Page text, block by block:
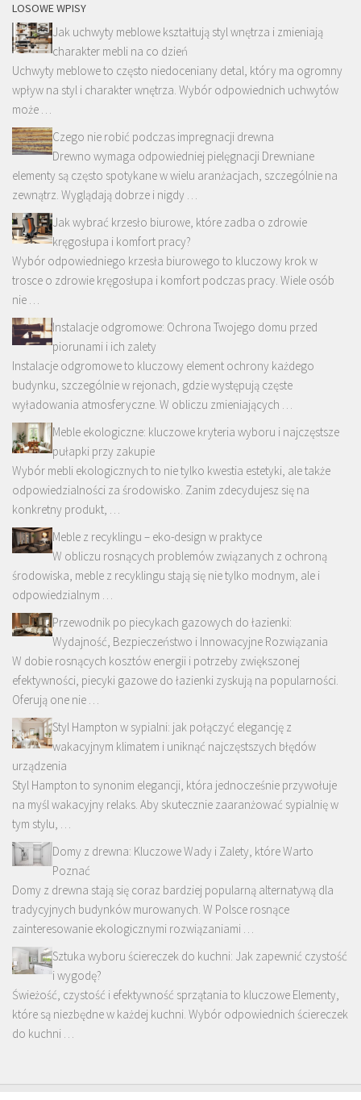
LOSOWE WPISY
Jak uchwyty meblowe kształtują styl wnętrza i zmieniają
charakter mebli na co dzień
Uchwyty meblowe to często niedoceniany detal, który ma ogromny
wpływ na styl i charakter wnętrza. Wybór odpowiednich uchwytów
może …
Czego nie robić podczas impregnacji drewna
Drewno wymaga odpowiedniej pielęgnacji Drewniane
elementy są często spotykane w wielu aranżacjach, szczególnie na
zewnątrz. Wyglądają dobrze i nigdy …
Jak wybrać krzesło biurowe, które zadba o zdrowie
kręgosłupa i komfort pracy?
Wybór odpowiedniego krzesła biurowego to kluczowy krok w
trosce o zdrowie kręgosłupa i komfort podczas pracy. Wiele osób
nie …
Instalacje odgromowe: Ochrona Twojego domu przed
piorunami i ich zalety
Instalacje odgromowe to kluczowy element ochrony każdego
budynku, szczególnie w rejonach, gdzie występują częste
wyładowania atmosferyczne. W obliczu zmieniających …
Meble ekologiczne: kluczowe kryteria wyboru i najczęstsze
pułapki przy zakupie
Wybór mebli ekologicznych to nie tylko kwestia estetyki, ale także
odpowiedzialności za środowisko. Zanim zdecydujesz się na
konkretny produkt, …
Meble z recyklingu – eko-design w praktyce
W obliczu rosnących problemów związanych z ochroną
środowiska, meble z recyklingu stają się nie tylko modnym, ale i
odpowiedzialnym …
Przewodnik po piecykach gazowych do łazienki:
Wydajność, Bezpieczeństwo i Innowacyjne Rozwiązania
W dobie rosnących kosztów energii i potrzeby zwiększonej
efektywności, piecyki gazowe do łazienki zyskują na popularności.
Oferują one nie …
Styl Hampton w sypialni: jak połączyć elegancję z
wakacyjnym klimatem i uniknąć najczęstszych błędów
urządzenia
Styl Hampton to synonim elegancji, która jednocześnie przywołuje
na myśl wakacyjny relaks. Aby skutecznie zaaranżować sypialnię w
tym stylu, …
Domy z drewna: Kluczowe Wady i Zalety, które Warto
Poznać
Domy z drewna stają się coraz bardziej popularną alternatywą dla
tradycyjnych budynków murowanych. W Polsce rosnące
zainteresowanie ekologicznymi rozwiązaniami …
Sztuka wyboru ściereczek do kuchni: Jak zapewnić czystość
i wygodę?
Świeżość, czystość i efektywność sprzątania to kluczowe Elementy,
które są niezbędne w każdej kuchni. Wybór odpowiednich ściereczek
do kuchni …